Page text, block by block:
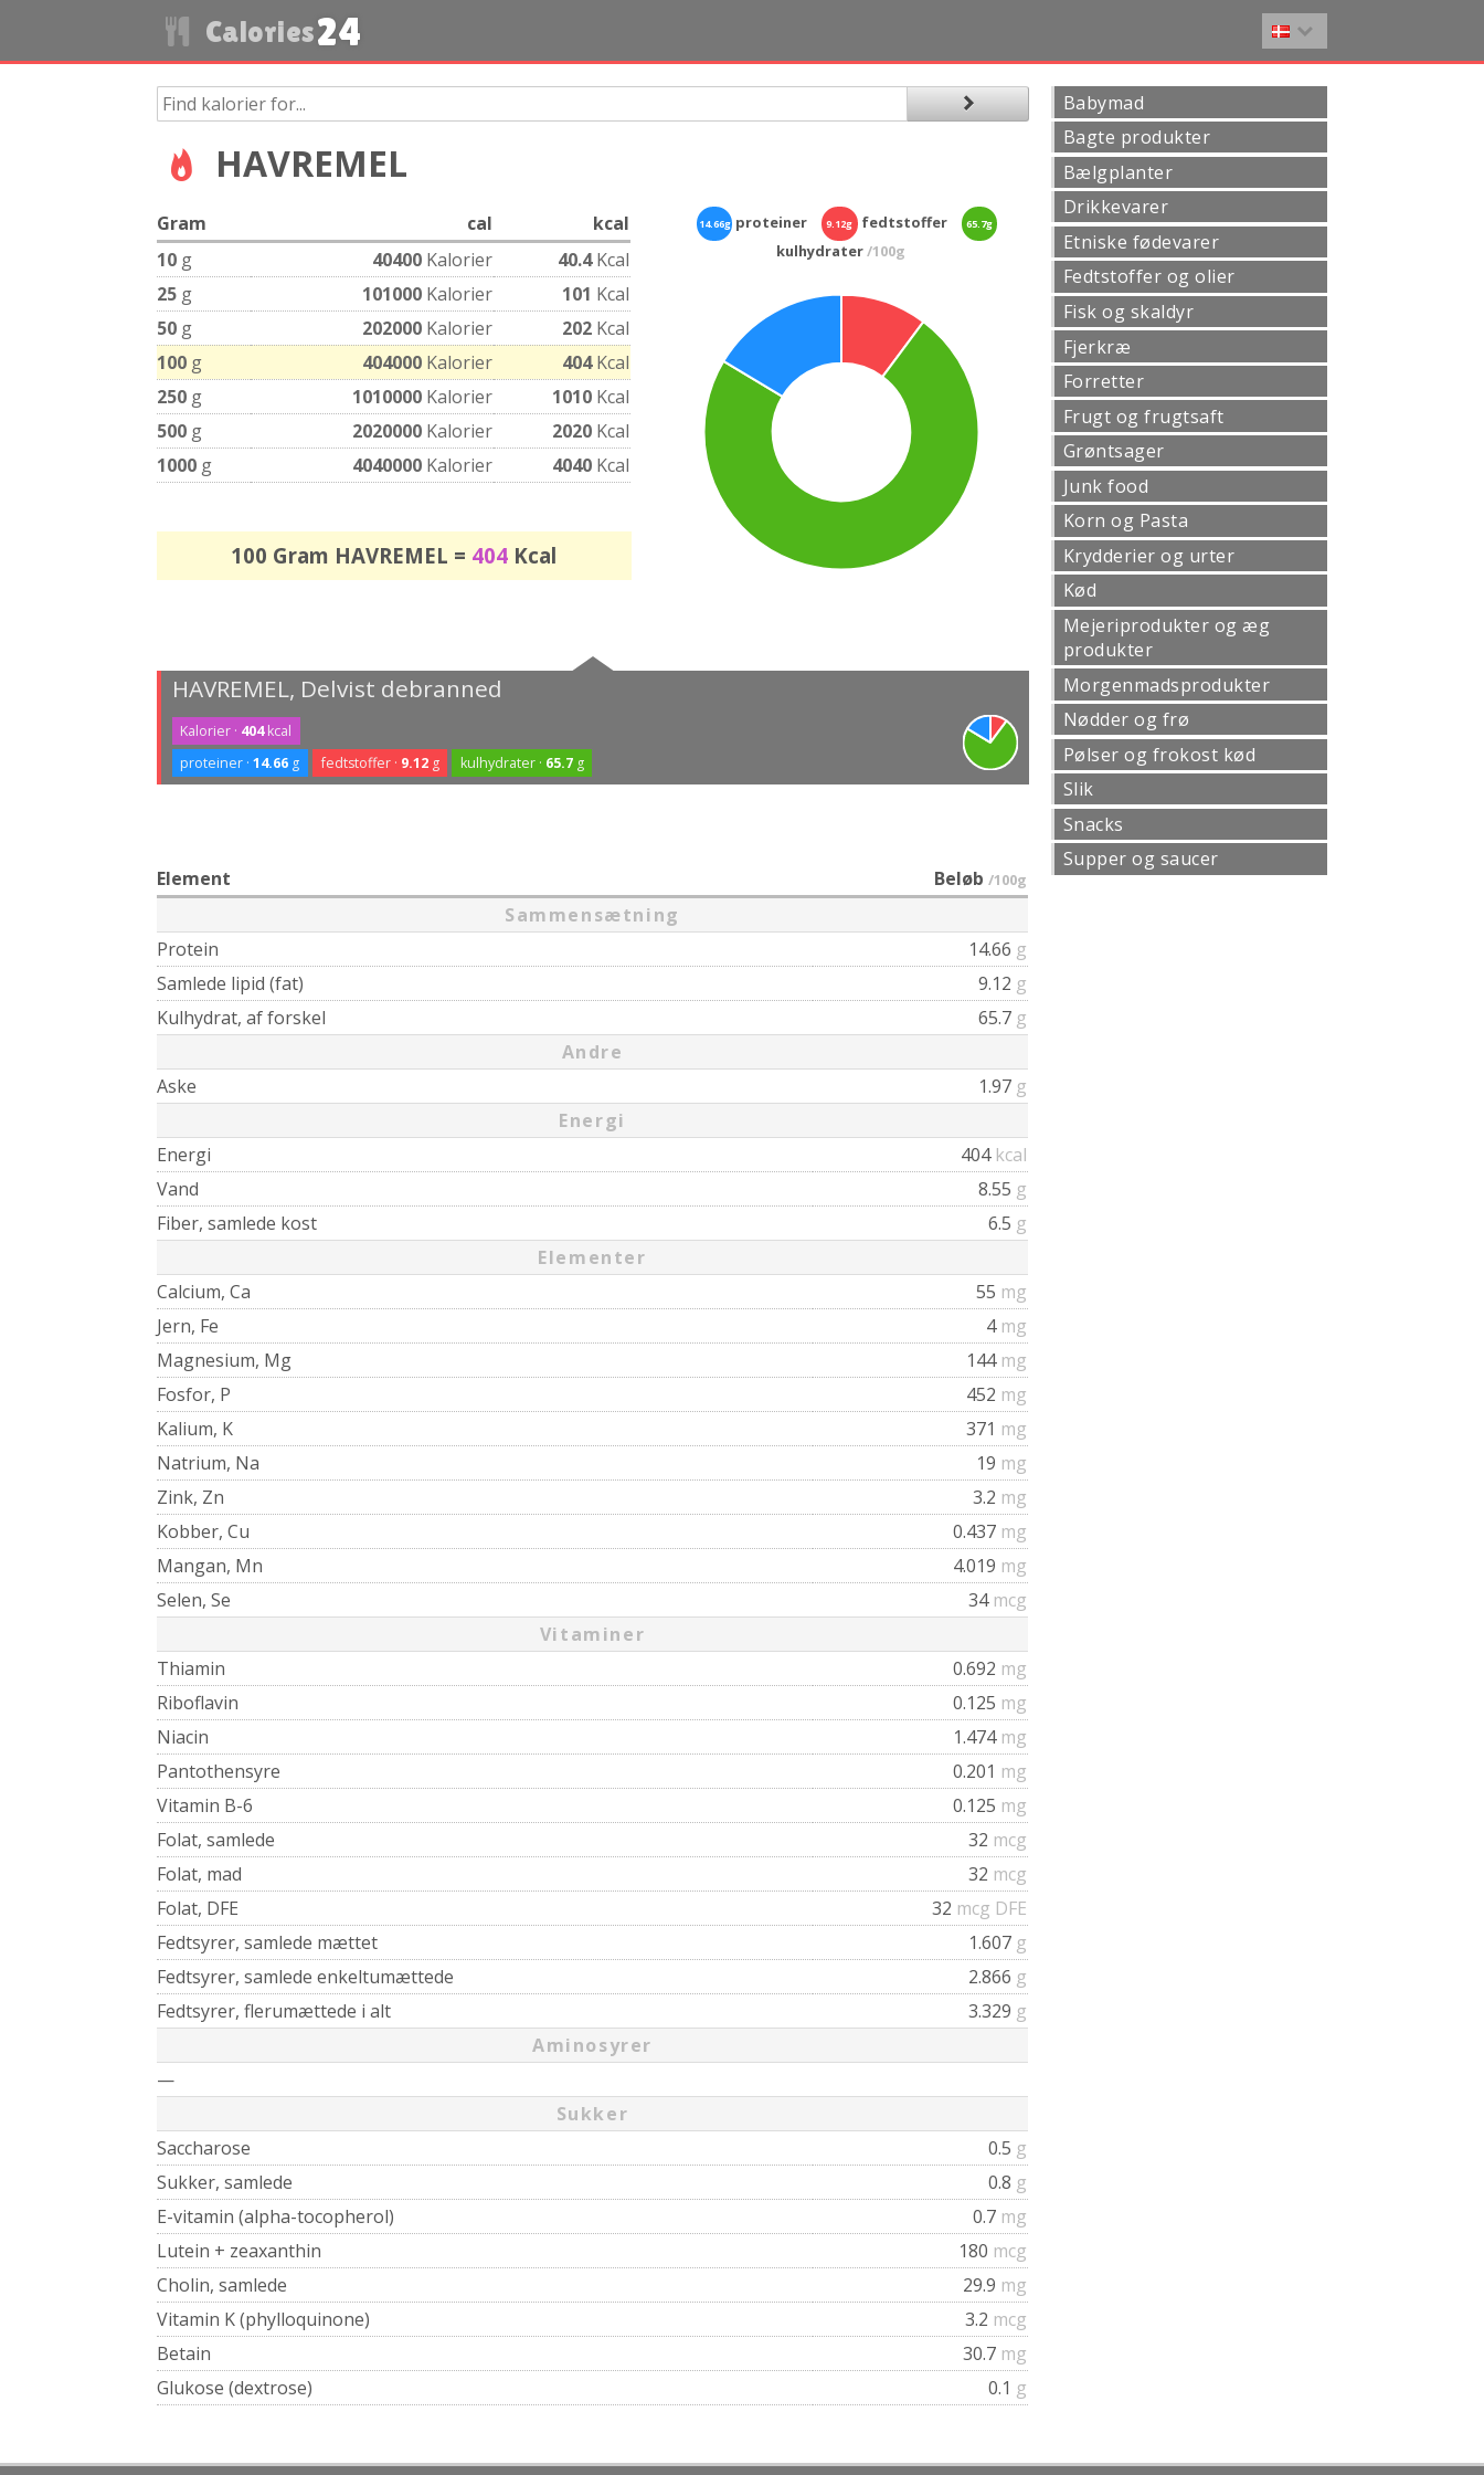
Calories24
HAVREMEL
Gram cal
kcal
10 g 40400 Kalorier 40.4Kcal
25 g 101000 Kalorier 101 Kcal
50 g 202000 Kalorier 202 Kcal
100 g 404000 Kalorier 404Kcal
250 g 1010000 Kalorier 1010 Kcal
500 g 2020000 Kalorier 2020 Kcal
1000 g 4040000 Kalorier 4040 Kcal
100 Gram HAVREMEL = 404 Kcal
14.66g proteiner 9.12g fedtstoffer 65.7g
kulhydrater/100g
HAVREMEL, Delvist debranned
Kalorier · 404kcal
proteiner ·14.66 g fedtstoffer · 9.12g kulhydrater · 65.7g
Element Beløb /100g
Sammensætning
Protein
14.66 g
Samlede lipid (fat)
9.12 g
Kulhydrat, af forskel
65.7 g
Andre
Aske
1.97 g
Energi
Energi
404 kcal
Vand
8.55 g
Fiber, samlede kost
6.5 g
Elementer
Calcium, Ca
55 mg
Jern, Fe
4 mg
Magnesium, Mg
144 mg
Fosfor, P
452 mg
Kalium, K
371 mg
Natrium, Na
19 mg
Zink, Zn
3.2 mg
Kobber, Cu
0.437 mg
Mangan, Mn
4.019 mg
Selen, Se
34 mcg
Vitaminer
Thiamin
0.692 mg
Riboflavin
0.125 mg
Niacin
1.474 mg
Pantothensyre
0.201 mg
Vitamin B-6
0.125 mg
Folat, samlede
32 mcg
Folat, mad
32 mcg
Folat, DFE
32 mcg DFE
Fedtsyrer, samlede mættet
1.607 g
Fedtsyrer, samlede enkeltumættede
2.866 g
Fedtsyrer, flerumættede i alt
3.329 g
Aminosyrer
—
Sukker
Saccharose
0.5 g
Sukker, samlede
0.8 g
E-vitamin (alpha-tocopherol)
0.7 mg
Lutein + zeaxanthin
180 mcg
Cholin, samlede
29.9 mg
Vitamin K (phylloquinone)
3.2 mcg
Betain
30.7 mg
Glukose (dextrose)
0.1 g
Babymad
Bagte produkter
Bælgplanter
Drikkevarer
Etniske fødevarer
Fedtstoffer og olier
Fisk og skaldyr
Fjerkræ
Forretter
Frugt og frugtsaft
Grøntsager
Junk food
Korn og Pasta
Krydderier og urter
Kød
Mejeriprodukter og æg
produkter
Morgenmadsprodukter
Nødder og frø
Pølser og frokost kød
Slik
Snacks
Supper og saucer